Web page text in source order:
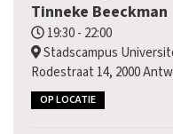
Tinneke Beeckman
19:30 - 22:00
Stadscampus
Rodestraat 14, 2000
OP LOCATIE